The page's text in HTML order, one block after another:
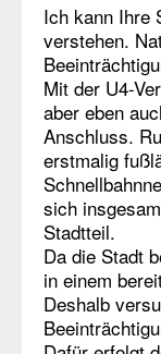
Ich kann Ihre
verstehen.
Mit der U4-
aber eben
Anschluss.
erstmalig
sich
Stadtteil.
Da die Stadt
in einem
Deshalb